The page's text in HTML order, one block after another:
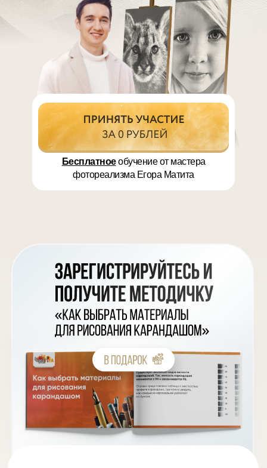
Бесплатноеобучение от мастера
фотореализма Егора Матита